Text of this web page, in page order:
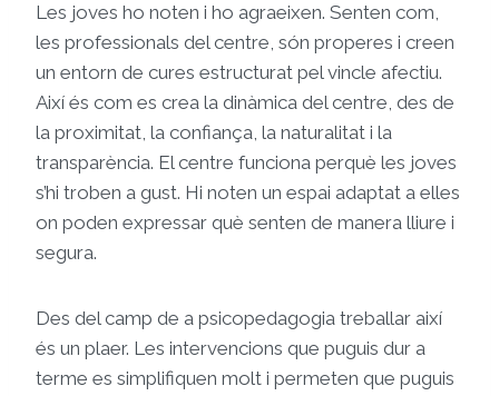
Les joves ho noten i ho agraeixen. Senten com,
les professionals del centre, són properes i creen
un entorn de cures estructurat pel vincle afectiu.
Així és com es crea la dinàmica del centre, des de
la proximitat, la confiança, la naturalitat i la
transparència. El centre funciona perquè les joves
s’hi troben a gust. Hi noten un espai adaptat a elles
on poden expressar què senten de manera lliure i
segura.
Des del camp de a psicopedagogia treballar així
és un plaer. Les intervencions que puguis dur a
terme es simplifiquen molt i permeten que puguis